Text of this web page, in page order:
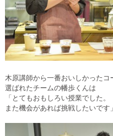
木原講師から一番おいしかったコ
選ばれたチームの幡歩くんは
「とてもおもしろい授業でした。
また機会があれば挑戦したいです